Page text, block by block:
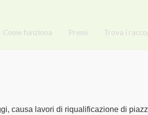
Come funziona Premi Trova i
causa lavori di riqualificazione di